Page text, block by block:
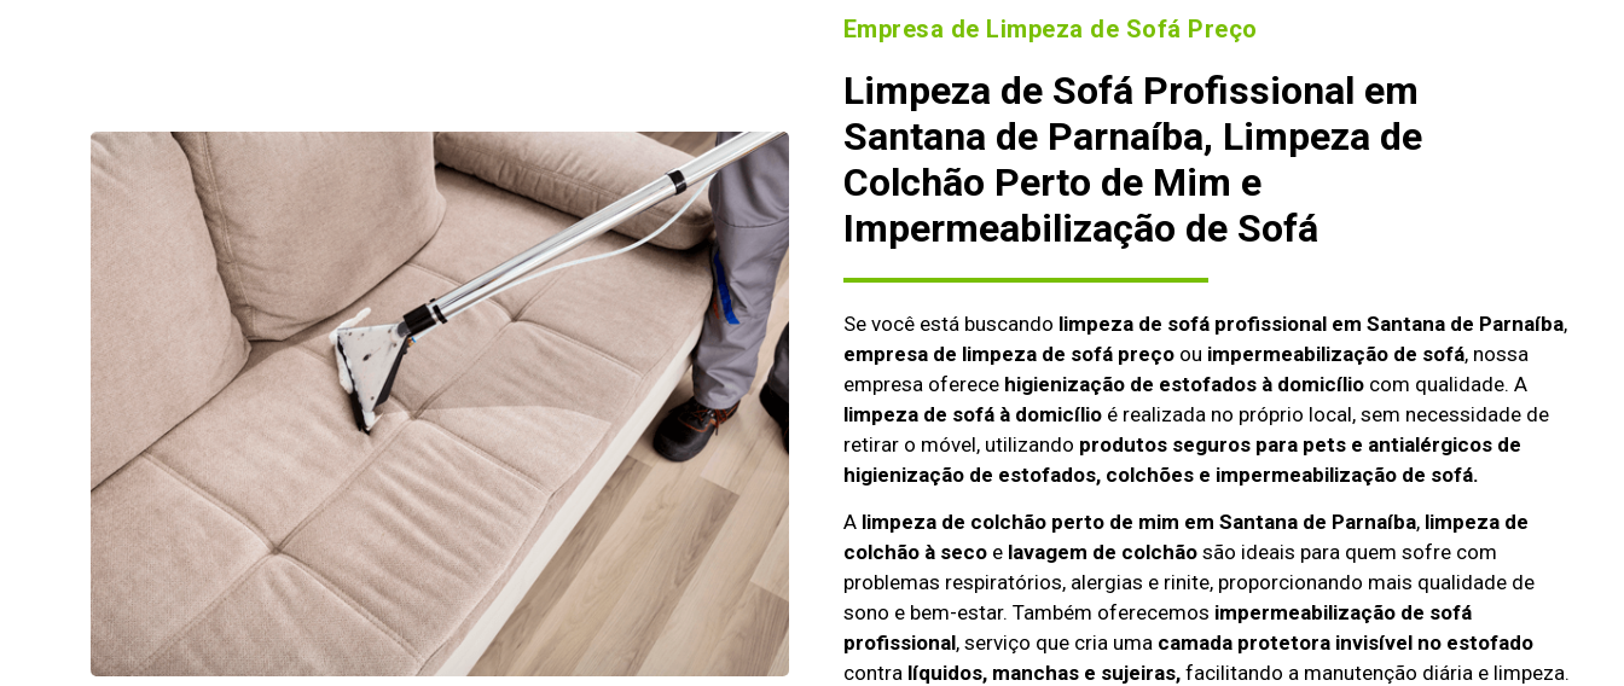
Empresa de Limpeza de Sofá Preço
Limpeza de Sofá Profissional em
Santana de Parnaíba, Limpeza de
Colchão Perto de Mim e
Impermeabilização de Sofá
Se você está buscando limpeza de sofá profissional em Santana de Parnaíba,
empresa de limpeza de sofá preçoou impermeabilização de sofá, nossa
empresa oferece higienização de estofados à domicíliocom qualidade. A
limpeza de sofá à domicílioé realizada no próprio local, sem necessidade de
retirar o móvel, utilizando produtos seguros para pets e antialérgicos de
higienização de estofados, colchões e impermeabilização de sofá.
A limpeza de colchão perto de mim em Santana de Parnaíba, limpeza de
colchão à secoe lavagem de colchãosão ideais para quem sofre com
problemas respiratórios, alergias e rinite, proporcionando mais qualidade de
sono e bem-estar. Também oferecemos impermeabilização de sofá
profissional, serviço que cria uma camada protetora invisível no estofado
contra líquidos, manchas e sujeiras,facilitando a manutenção diária e limpeza.